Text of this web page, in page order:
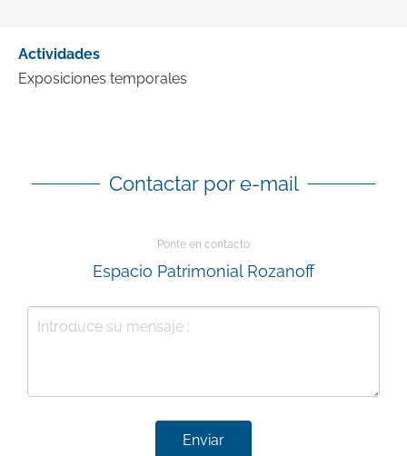
Actividades
Exposiciones temporales
Contactar por e-mail
Ponte en contacto
Espacio Patrimonial Rozanoff
Enviar